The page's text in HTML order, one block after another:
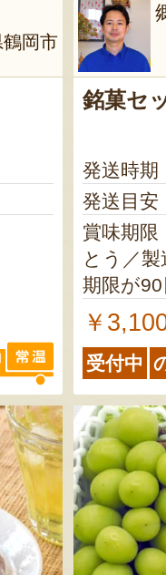
岡市
銘菓セ
発送時期
発送目安
賞味期
とう／製
期限が
ます 上山ゆべし／製造日より
20日 ※賞味期限が19日以上の
商品を発送し
ん／製造日
限が25
す
￥
受付中